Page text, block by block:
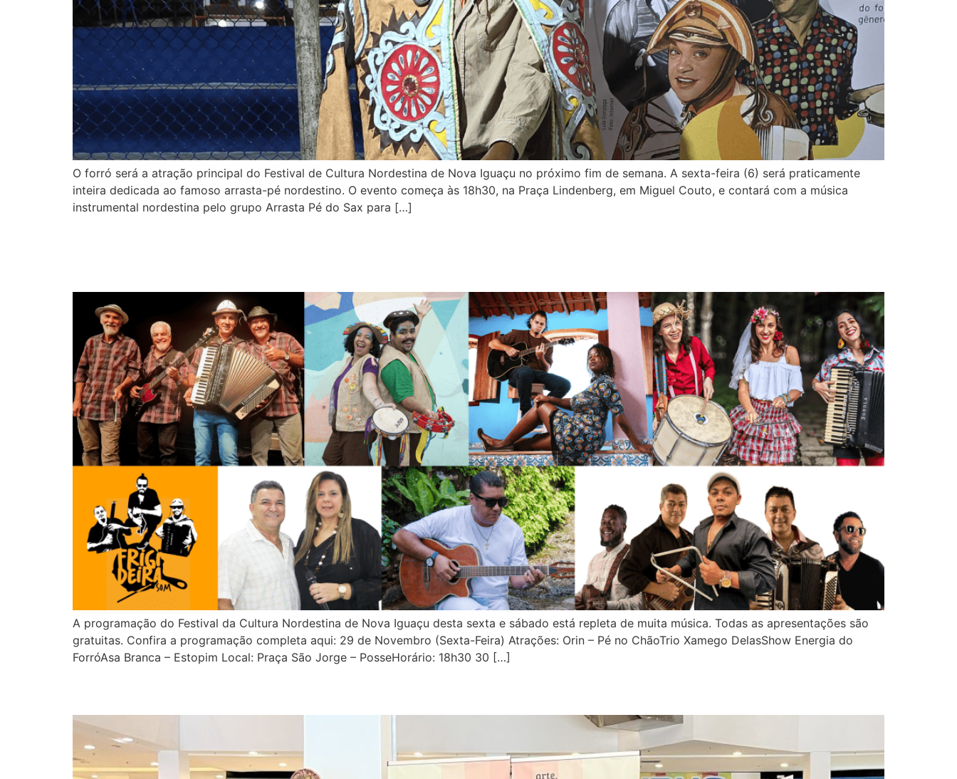
O forró será a atração principal do Festival de Cultura Nordestina de Nova Iguaçu no próximo fim de semana. A sexta-feira (6) será praticamente
inteira dedicada ao famoso arrasta-pé nordestino. O evento começa às 18h30, na Praça Lindenberg, em Miguel Couto, e contará com a música
instrumental nordestina pelo grupo Arrasta Pé do Sax para […]
A programação do Festival da Cultura Nordestina de Nova Iguaçu desta sexta e sábado está repleta de muita música. Todas as apresentações são
gratuitas. Confira a programação completa aqui: 29 de Novembro (Sexta-Feira) Atrações: Orin – Pé no ChãoTrio Xamego DelasShow Energia do
ForróAsa Branca – Estopim Local: Praça São Jorge – PosseHorário: 18h30 30 […]